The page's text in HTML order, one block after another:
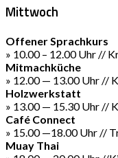
Mittwoch
Offener Sprachkurs
» 10.00 – 12.00 Uhr //
Mitmachküche
» 12.00 — 13.00 Uhr //
Holzwerkstatt
» 13.00 — 15.30 Uhr //
Café Connect
» 15.00 —18.00 Uhr //
Muay Thai